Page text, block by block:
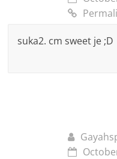
suka2. cm sweet je ;D